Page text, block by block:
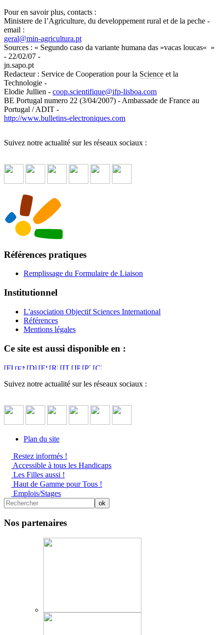
Pour en savoir plus, contacts :
Ministere de l’Agriculture, du developpement rural et de la peche -
email :
geral@min-agricultura.pt
Sources : « Segundo caso da variante humana das »vacas loucas« »
- 22/02/07 -
jn.sapo.pt
Redacteur : Service de Cooperation pour la Science et la
Technologie -
Elodie Jullien - coop.scientifique@ifp-lisboa.com
BE Portugal numero 22 (3/04/2007) - Ambassade de France au
Portugal / ADIT -
http://www.bulletins-electroniques.com
Suivez notre actualité sur les réseaux sociaux :
Références pratiques
Remplissage du Formulaire de Liaison
Institutionnel
L'association Objectif Sciences International
Références
Mentions légales
Ce site est aussi disponible en :
Suivez notre actualité sur les réseaux sociaux :
Plan du site
Restez informés !
Accessible à tous les Handicaps
Les Filles aussi !
Haut de Gamme pour Tous !
Emplois/Stages
Nos partenaires